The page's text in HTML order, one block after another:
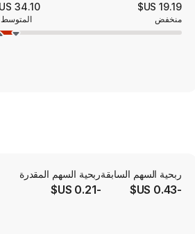
19.19 US$
منخفض
34.10 US$
المتوسط
ربحية السهم السابقة
-0.43 US$
ربحية السهم المقدرة
-0.21 US$